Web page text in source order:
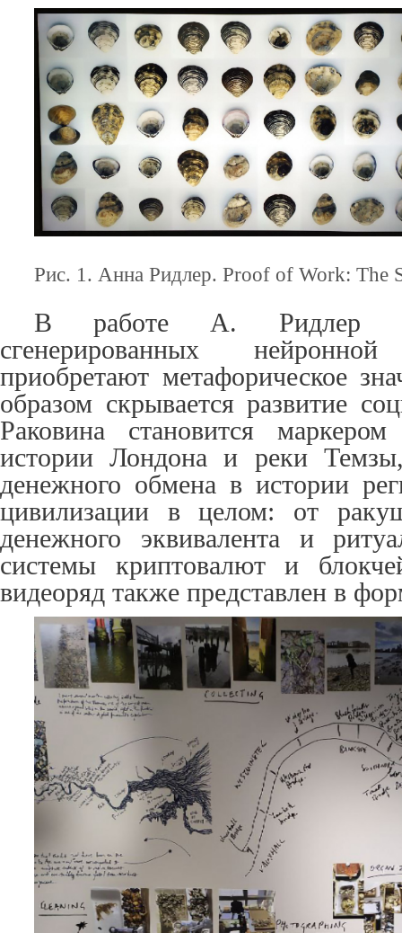
Рис. 1. Анна Ридлер. Proof of Work: The
В работе А. Ридлер
сгенерированных
приобретают метафорическое
образом скрывается развитие
Раковина становится
истории Лондона и реки Темзы,
денежного обмена в истории
цивилизации в целом: от
денежного эквивалента и
системы криптовалют и
видеоряд также представлен в